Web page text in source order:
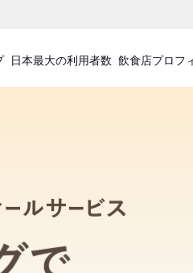
日本最大の利用者数 飲食店プロフ
飲食店プロ